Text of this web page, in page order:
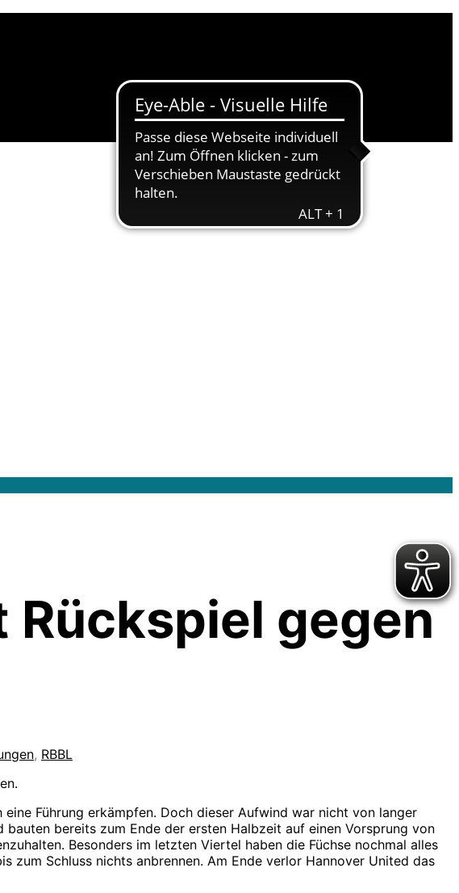
gegen
, RBBL
Führung erkämpfen. Doch dieser Aufwind war nicht von langer
bereits zum Ende der ersten Halbzeit auf einen Vorsprung von
Besonders im letzten Viertel haben die Füchse nochmal alles
Schluss nichts anbrennen. Am Ende verlor Hannover United das